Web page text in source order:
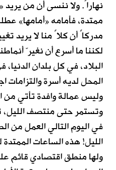
نهاراً. ولا ننسى أن من
ممتدة، فأمامه «أمامها»
مدركاً أن كلاً منا لا يريد
لكننا ما أسرع أن نغيرّ
البلاد، في كل بلدان
المحل لديه أسرة والتزامات
وليس عمالة وافدة تأتي من
وتستمر حتى منتصف الليل،
في اليوم التالي العمل من
الليل! هذه الساعات
ولها منطق اقتصادي